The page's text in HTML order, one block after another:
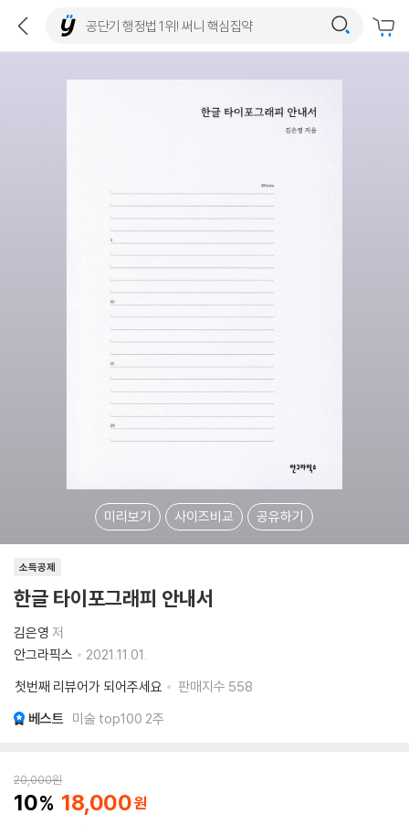
미리보기 사이즈비교 공유하기
소득공제
한글 타이포그래피 안내서
김은영 저
안그라픽스
2021.11.01.
첫번째 리뷰어가 되어주세요
판매지수 558
베스트 미술 top100 2주
20,000원
10 18,000